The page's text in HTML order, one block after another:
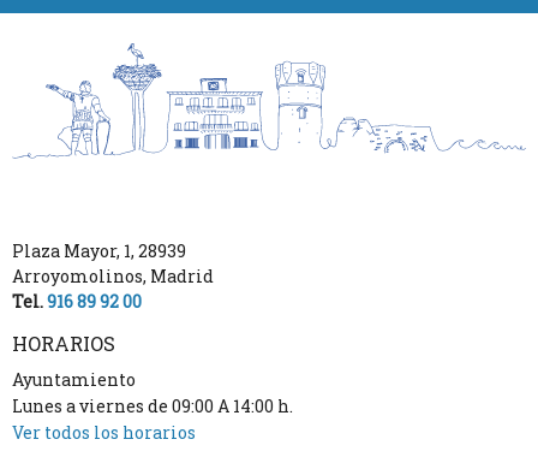
Plaza Mayor, 1, 28939
Arroyomolinos, Madrid
Tel.916 89 92 00
HORARIOS
Ayuntamiento
Lunes a viernes de 09:00 A 14:00 h.
Ver todos los horarios